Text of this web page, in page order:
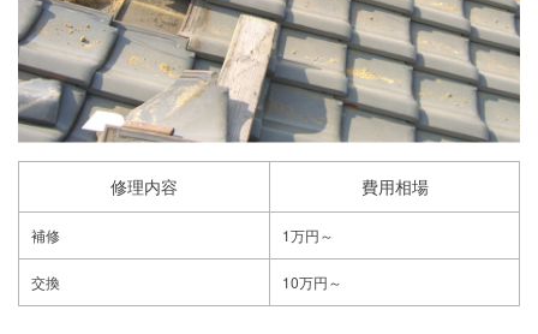
修理内容 費用相場
補修 1万円～
交換 10万円～